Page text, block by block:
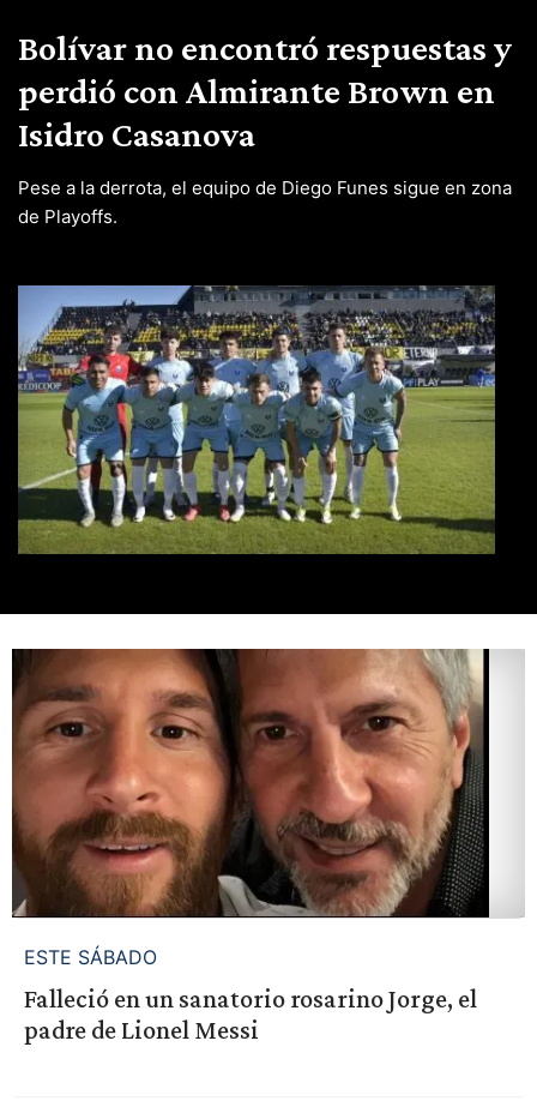
Bolívar no encontró respuestas y
perdió con Almirante Brown en
Isidro Casanova
Pese a la derrota, el equipo de Diego Funes sigue en zona
de Playoffs.
ESTE SÁBADO
Falleció en un sanatorio rosarino Jorge, el
padre de Lionel Messi